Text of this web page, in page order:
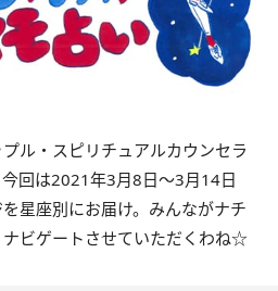
ル・スピリチュアルカウンセラ
回は2021年3月8日〜3月14日
星座別にお届け。みんながナチ
ビゲートさせていただくわね☆